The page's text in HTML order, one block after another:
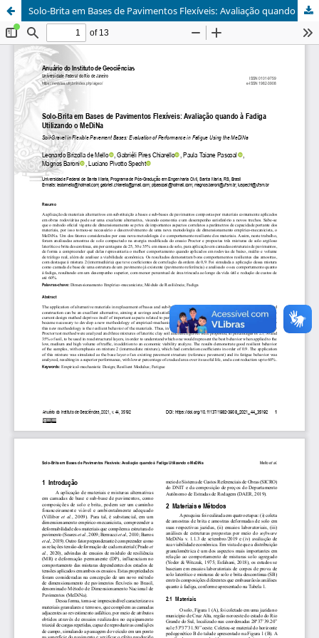
Solo-Brita em Bases de Pavimentos Flexíveis: Avaliação quando à Fadiga Utilizando o MeDiNa